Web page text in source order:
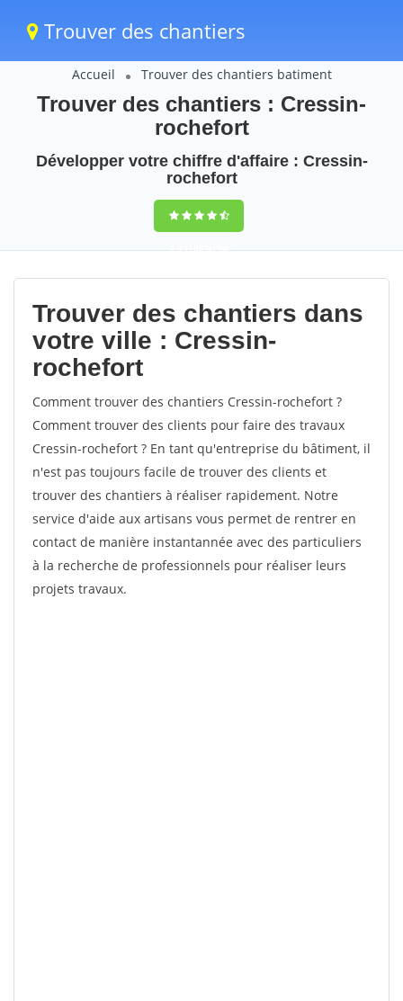
Trouver des chantiers
Accueil Trouver des chantiers batiment
Trouver des chantiers : Cressin-
rochefort
Développer votre chiffre d'affaire : Cressin-
rochefort
9,5(100%)50
votes
Trouver des chantiers dans
votre ville : Cressin-
rochefort
Comment trouver des chantiers Cressin-rochefort ?
Comment trouver des clients pour faire des travaux
Cressin-rochefort ? En tant qu'entreprise du bâtiment, il
n'est pas toujours facile de trouver des clients et
trouver des chantiers à réaliser rapidement. Notre
service d'aide aux artisans vous permet de rentrer en
contact de manière instantannée avec des particuliers
à la recherche de professionnels pour réaliser leurs
projets travaux.